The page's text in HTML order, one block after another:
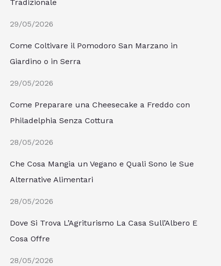
Tradizionale
29/05/2026
Come Coltivare il Pomodoro San Marzano in
Giardino o in Serra
29/05/2026
Come Preparare una Cheesecake a Freddo con
Philadelphia Senza Cottura
28/05/2026
Che Cosa Mangia un Vegano e Quali Sono le Sue
Alternative Alimentari
28/05/2026
Dove Si Trova L’Agriturismo La Casa Sull’Albero E
Cosa Offre
28/05/2026